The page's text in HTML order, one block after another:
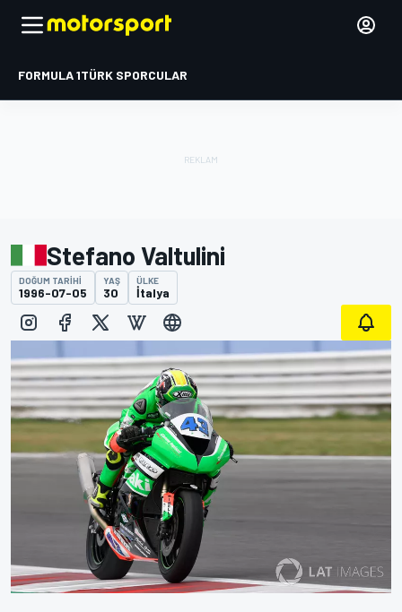
FORMULA 1TÜRK SPORCULAR
Stefano Valtulini
DOĞUM TARIHI
1996-07-05
YAŞ
30
ÜLKE
İtalya